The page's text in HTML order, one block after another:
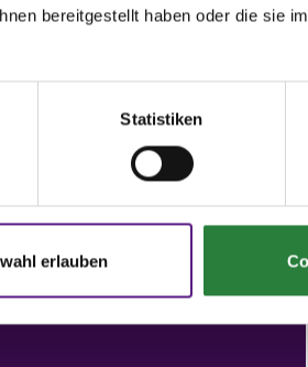
bereitgestellt haben oder die sie
Statistiken
erlauben
50x70 m Rasen, Vorbereitungsplatz: